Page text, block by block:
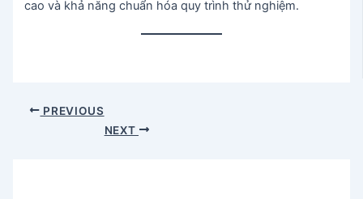
cao và khả năng chuẩn hóa quy trình thử nghiệm.
Post PREVIOUS
NEXT